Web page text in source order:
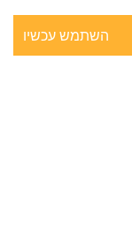
השתמש עכשיו